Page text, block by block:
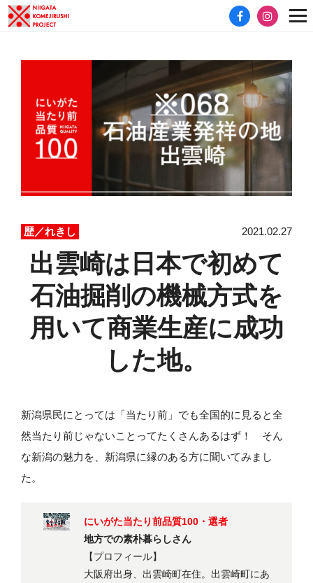
歴／れきし 2021.02.27
出雲崎は日本で初めて
石油掘削の機械方式を
用いて商業生産に成功
した地。
新潟県民にとっては「当たり前」でも全国的に見ると全
然当たり前じゃないことってたくさんあるはず！ そん
な新潟の魅力を、新潟県に縁のある方に聞いてみまし
た。
にいがた当たり前品質100・選者
地方での素朴暮らしさん
【プロフィール】
大阪府出身、出雲崎町在住。出雲崎町にあ